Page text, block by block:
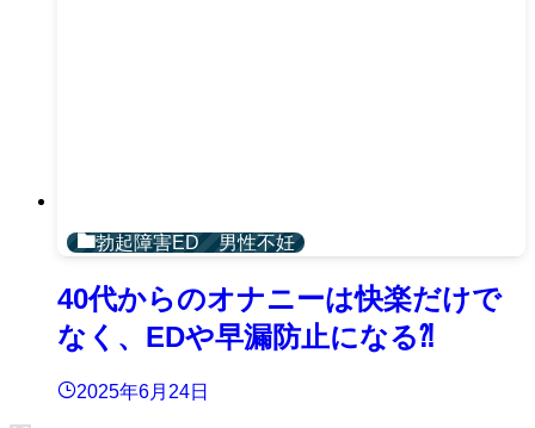
勃起障害ED 男性不妊
40代からのオナニーは快楽だけで
なく、EDや早漏防止になる⁈
2025年6月24日